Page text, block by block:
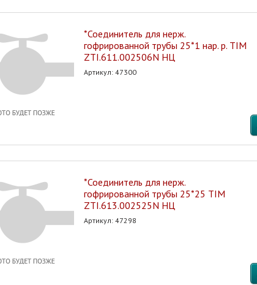
*Соединитель для нерж.
гофрированной трубы 25*1 нар. р. TIM
ZTI.611.002506N НЦ
Артикул: 47300
*Соединитель для нерж.
гофрированной трубы 25*25 TIM
ZTI.613.002525N НЦ
Артикул: 47298